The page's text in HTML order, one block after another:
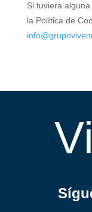
Si tuviera
la Política de
Vi